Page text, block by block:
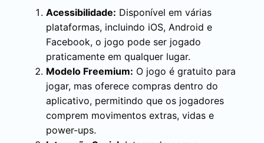
Acessibilidade: Disponível em várias
plataformas, incluindo iOS, Android e
Facebook, o jogo pode ser jogado
praticamente em qualquer lugar.
Modelo Freemium: O jogo é gratuito para
jogar, mas oferece compras dentro do
aplicativo, permitindo que os jogadores
comprem movimentos extras, vidas e
power-ups.